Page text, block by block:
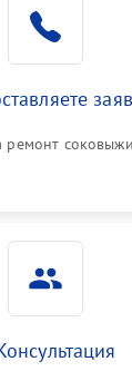
ремонт